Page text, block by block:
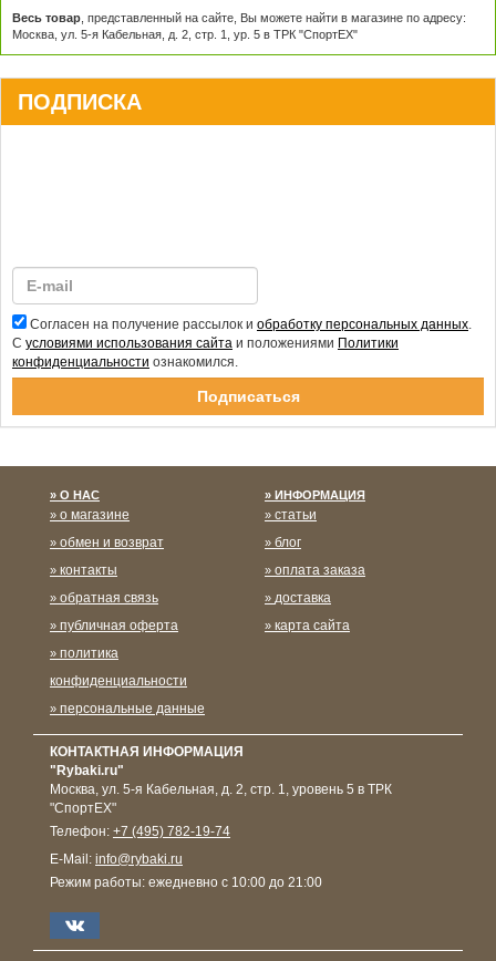
Весь товар , представленный на сайте, Вы можете найти в магазине по адресу:
Москва, ул. 5-я Кабельная, д. 2, стр. 1, ур. 5 в ТРК "СпортЕХ"
ПОДПИСКА
Согласен на получение рассылок и обработку персональных данных
С условиями использования сайта и положениями Политики
конфиденциальности ознакомился.
О НАС
о магазине
обмен и возврат
контакты
обратная связь
публичная оферта
политика
конфиденциальности
персональные данные
ИНФОРМАЦИЯ
статьи
блог
оплата заказа
доставка
карта сайта
КОНТАКТНАЯ ИНФОРМАЦИЯ
"Rybaki.ru"
Москва, ул. 5-я Кабельная, д. 2, стр. 1, уровень 5 в ТРК
"СпортЕХ"
Телефон: +7 (495) 782-19-74
E-Mail: info@rybaki.ru
Режим работы: ежедневно с 10:00 до 21:00